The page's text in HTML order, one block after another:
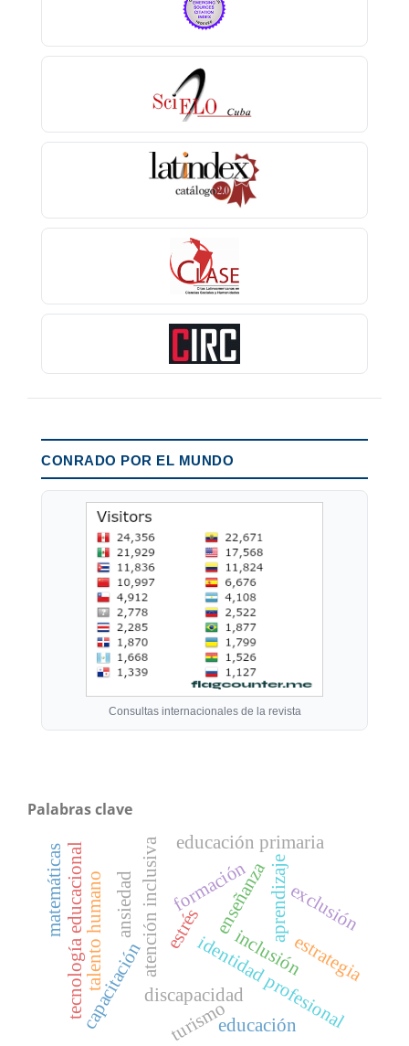
CONRADO POR EL MUNDO
Consultas internacionales de la revista
Palabras clave
formación
atención inclusiva
identidad profesional
enseñanzaaprendizaje
inclusión
exclusión
discapacidad
capacitación
tecnología educacional estrés
ansiedad
turismo
educación primaria
educación
talento humano estrategia
matemáticas